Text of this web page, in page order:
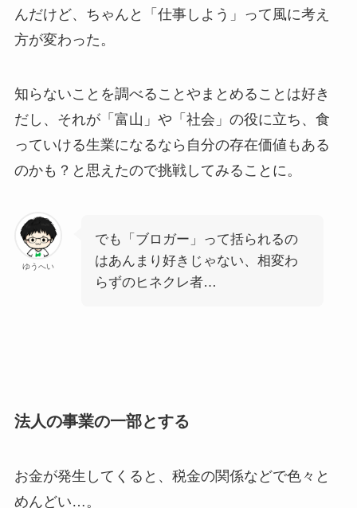
んだけど、ちゃんと「仕事しよう」って風に考え
方が変わった。
知らないことを調べることやまとめることは好き
だし、それが「富山」や「社会」の役に立ち、食
っていける生業になるなら自分の存在価値もある
のかも？と思えたので挑戦してみることに。
ゆうへい
でも「ブロガー」って括られるの
はあんまり好きじゃない、相変わ
らずのヒネクレ者…
法人の事業の一部とする
お金が発生してくると、税金の関係などで色々と
めんどい…。